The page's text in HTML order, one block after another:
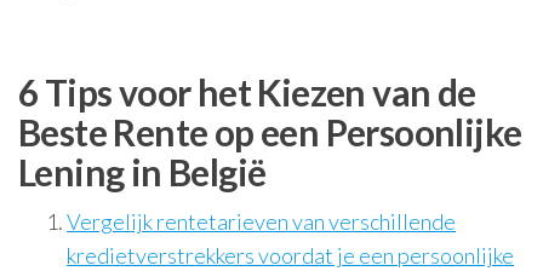
6 Tips voor het Kiezen van de
Beste Rente op een Persoonlijke
Lening in België
Vergelijk rentetarieven van verschillende
kredietverstrekkers voordat je een persoonlijke